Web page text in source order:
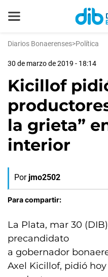
Diarios Bonaerenses>Política
30 de marzo de 2019 - 18:14
Kicillof
la grieta”
interior
Por jmo2502
Para compartir:
La Plata, mar 30
precandidato
a gobernador
Axel Kicillof, pidió hoy